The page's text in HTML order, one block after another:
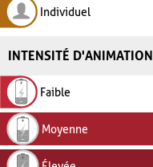
Individuel
INTENSITÉ D'ANIMATION
Faible
Moyenne